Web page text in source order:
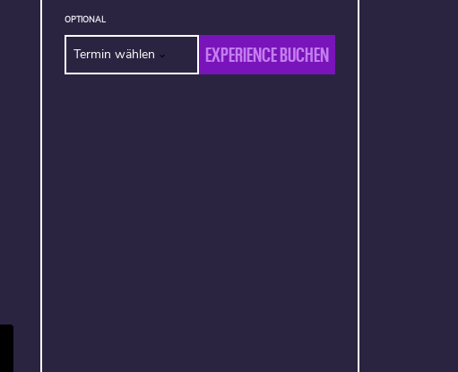
OPTIONAL
Termin wählen EXPERIENCE BUCHEN